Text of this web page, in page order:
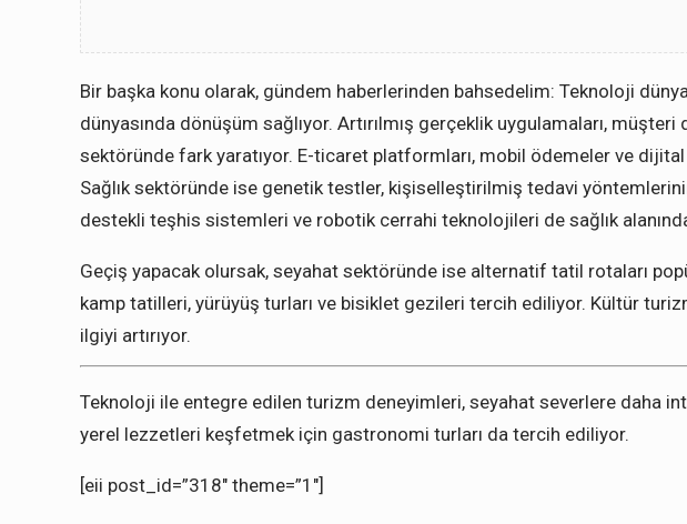
Bir başka konu olarak, gündem haberlerinden bahsedelim: Teknoloji
dünyasında dönüşüm sağlıyor. Artırılmış gerçeklik uygulamaları,
sektöründe fark yaratıyor. E-ticaret platformları, mobil ödemeler ve
Sağlık sektöründe ise genetik testler, kişiselleştirilmiş tedavi
destekli teşhis sistemleri ve robotik cerrahi teknolojileri de sağlık
Geçiş yapacak olursak, seyahat sektöründe ise alternatif tatil rotaları
kamp tatilleri, yürüyüş turları ve bisiklet gezileri tercih ediliyor. Kültür
ilgiyi artırıyor.
Teknoloji ile entegre edilen turizm deneyimleri, seyahat severlere daha
yerel lezzetleri keşfetmek için gastronomi turları da tercih ediliyor.
[eii post_id=”318″ theme=”1″]